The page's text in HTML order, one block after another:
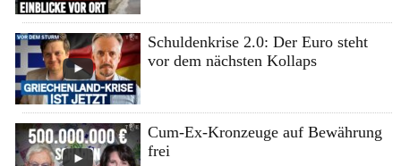
Schuldenkrise 2.0: Der Euro steht
vor dem nächsten Kollaps
Cum-Ex-Kronzeuge auf Bewährung
frei